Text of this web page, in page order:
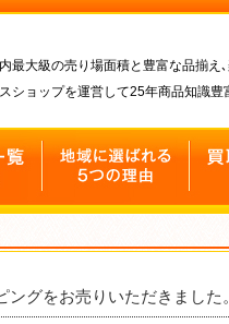
最大級の売り場面積と豊富な品揃え
ショップを運営して25年商品知識
グをお売りいただきました。